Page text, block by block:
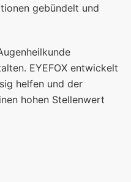
gebündelt und
EYEFOX entwickelt
helfen und der
hohen Stellenwert